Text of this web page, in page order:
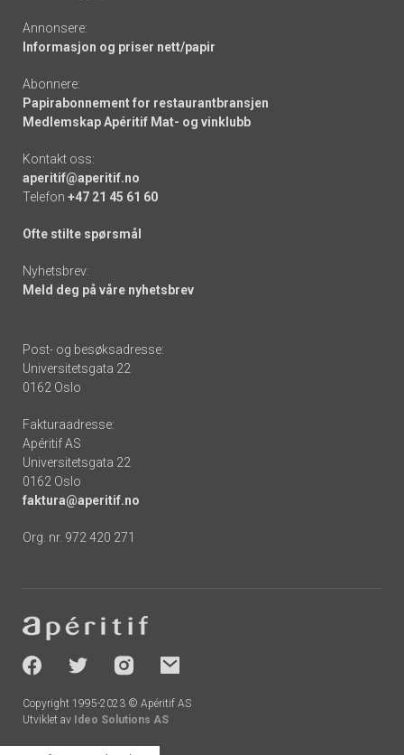
Annonsere:
Informasjon og priser nett/papir
Abonnere:
Papirabonnement for restaurantbransjen
Medlemskap Apéritif Mat- og vinklubb
Kontakt oss:
aperitif@aperitif.no
Telefon +47 21 45 61 60
Ofte stilte spørsmål
Nyhetsbrev:
Meld deg på våre nyhetsbrev
Post- og besøksadresse:
Universitetsgata 22
0162 Oslo
Fakturaadresse:
Apéritif AS
Universitetsgata 22
0162 Oslo
faktura@aperitif.no
Org. nr. 972 420 271
-
socials
Copyright 1995-2023 © Apéritif AS
Utviklet av Ideo Solutions AS